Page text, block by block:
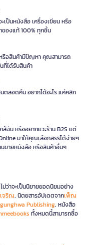
เป็นหนังสือ เครื่องเขียน หรือ
ของแท้ 100% ทุกชิ้น
หรือสินค้ามีปัญหา คุณสามารถ
ที่ได้รับสินค้า
ลอดคืน อยากได้อะไร แค่คลิก
ฉัน หรืออยากแวะร้าน B2S แต่
มาให้คุณเลือกสรรได้ง่ายๆ
ขายหนังสือ หรือสินค้าอื่นๆ
ว่าจะเป็นนิยายยอดนิยมอย่าง
จริญ, นิตยสารอัปเดตจากเพ็ญ
Publishing, หนังสือ
ทั้งหมดนี้สามารถซื้อ